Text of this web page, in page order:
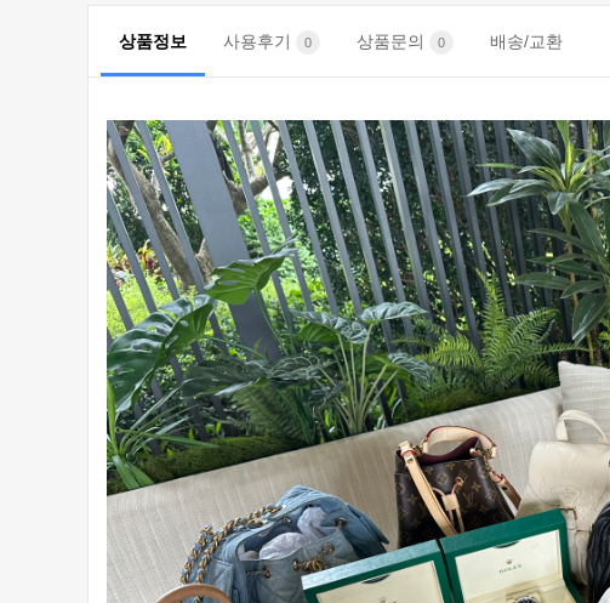
상품정보 사용후기 0 상품문의 0 배송/교환